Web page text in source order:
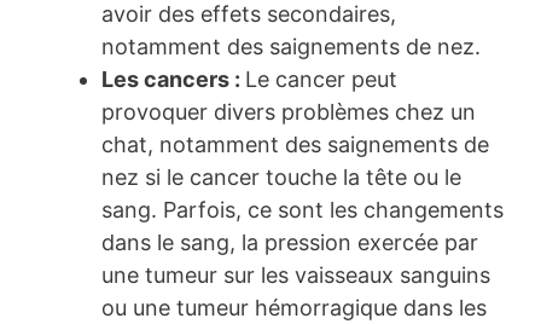
avoir des effets secondaires,
notamment des saignements de nez.
Les cancers : Le cancer peut
provoquer divers problèmes chez un
chat, notamment des saignements de
nez si le cancer touche la tête ou le
sang. Parfois, ce sont les changements
dans le sang, la pression exercée par
une tumeur sur les vaisseaux sanguins
ou une tumeur hémorragique dans les